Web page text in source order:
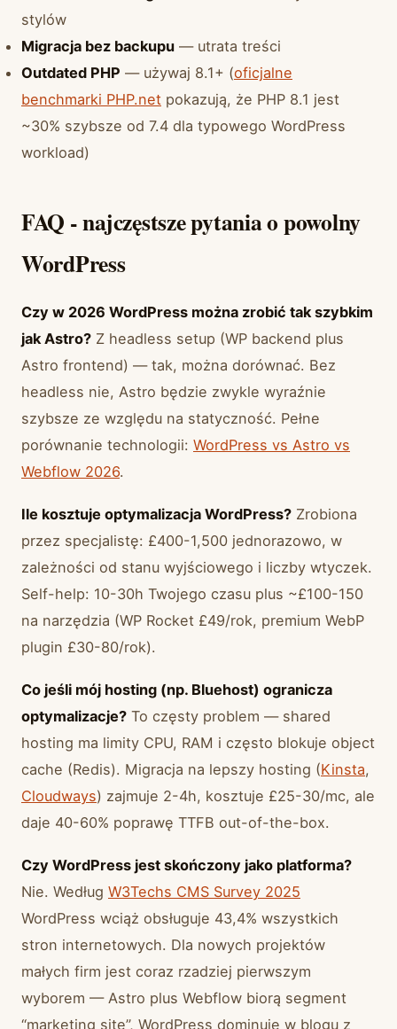
stylów
Migracja bez backupu — utrata treści
Outdated PHP — używaj 8.1+ (oficjalne
benchmarki PHP.net pokazują, że PHP 8.1 jest
~30% szybsze od 7.4 dla typowego WordPress
workload)
FAQ - najczęstsze pytania o powolny
WordPress
Czy w 2026 WordPress można zrobić tak szybkim
jak Astro? Z headless setup (WP backend plus
Astro frontend) — tak, można dorównać. Bez
headless nie, Astro będzie zwykle wyraźnie
szybsze ze względu na statyczność. Pełne
porównanie technologii: WordPress vs Astro vs
Webflow 2026.
Ile kosztuje optymalizacja WordPress? Zrobiona
przez specjalistę: £400-1,500 jednorazowo, w
zależności od stanu wyjściowego i liczby wtyczek.
Self-help: 10-30h Twojego czasu plus ~£100-150
na narzędzia (WP Rocket £49/rok, premium WebP
plugin £30-80/rok).
Co jeśli mój hosting (np. Bluehost) ogranicza
optymalizacje? To częsty problem — shared
hosting ma limity CPU, RAM i często blokuje object
cache (Redis). Migracja na lepszy hosting (Kinsta,
Cloudways) zajmuje 2-4h, kosztuje £25-30/mc, ale
daje 40-60% poprawę TTFB out-of-the-box.
Czy WordPress jest skończony jako platforma?
Nie. Według W3Techs CMS Survey 2025
WordPress wciąż obsługuje 43,4% wszystkich
stron internetowych. Dla nowych projektów
małych firm jest coraz rzadziej pierwszym
wyborem — Astro plus Webflow biorą segment
“marketing site”, WordPress dominuje w blogu z